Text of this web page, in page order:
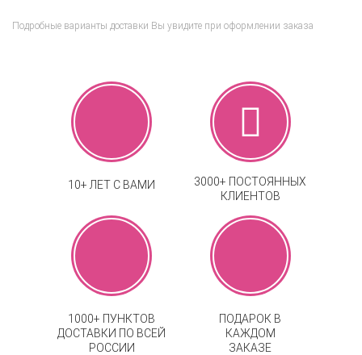
Подробные варианты доставки Вы увидите при оформлении заказа
10+ ЛЕТ С ВАМИ
3000+ ПОСТОЯННЫХ
КЛИЕНТОВ
1000+ ПУНКТОВ
ДОСТАВКИ ПО ВСЕЙ
РОССИИ
ПОДАРОК В
КАЖДОМ
ЗАКАЗЕ